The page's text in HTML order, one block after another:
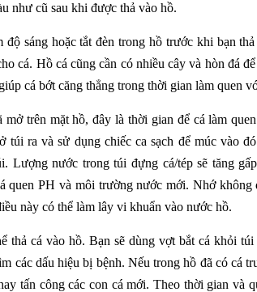
như cũ sau khi được thả vào hồ.
sáng hoặc tắt đèn trong hồ trước khi bạn
cá. Hồ cá cũng cần có nhiều cây và hòn đá
cá bớt căng thẳng trong thời gian làm quen
mở trên mặt hồ, đây là thời gian để cá làm
túi ra và sử dụng chiếc ca sạch để múc vào
Lượng nước trong túi đựng cá/tép sẽ tăng
quen PH và môi trường nước mới. Nhớ không
này có thể làm lây vi khuẩn vào nước hồ.
thả cá vào hồ. Bạn sẽ dùng vợt bắt cá khỏi
các dấu hiệu bị bệnh. Nếu trong hồ đã có cá
tấn công các con cá mới. Theo thời gian và